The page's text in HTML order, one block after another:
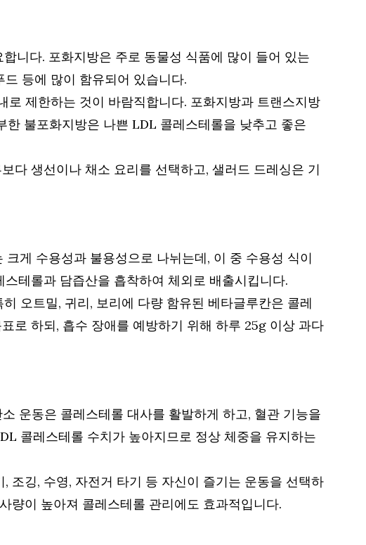
니다. 포화지방은 주로 동물성 식품에 많이 들어 있는
등에 많이 함유되어 있습니다.
제한하는 것이 바람직합니다. 포화지방과 트랜스지방
불포화지방은 나쁜 LDL 콜레스테롤을 낮추고 좋은
다 생선이나 채소 요리를 선택하고, 샐러드 드레싱은 기
게 수용성과 불용성으로 나뉘는데, 이 중 수용성 식이
테롤과 담즙산을 흡착하여 체외로 배출시킵니다.
오트밀, 귀리, 보리에 다량 함유된 베타글루칸은 콜레
로 하되, 흡수 장애를 예방하기 위해 하루 25g 이상 과다
운동은 콜레스테롤 대사를 활발하게 하고, 혈관 기능을
콜레스테롤 수치가 높아지므로 정상 체중을 유지하는
조깅, 수영, 자전거 타기 등 자신이 즐기는 운동을 선택하
량이 높아져 콜레스테롤 관리에도 효과적입니다.